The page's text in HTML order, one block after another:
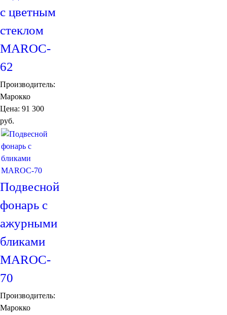
Салфетницы
Сундуки
Шкатулки
Чайники и кофейники
Наборы чайные и кофейные
Подносы
фруктовницы
с цветным
стеклом
MAROC-
62
Производитель:
Марокко
Цена: 91 300
руб.
Подвесной
фонарь с
ажурными
бликами
MAROC-
70
Производитель:
Марокко